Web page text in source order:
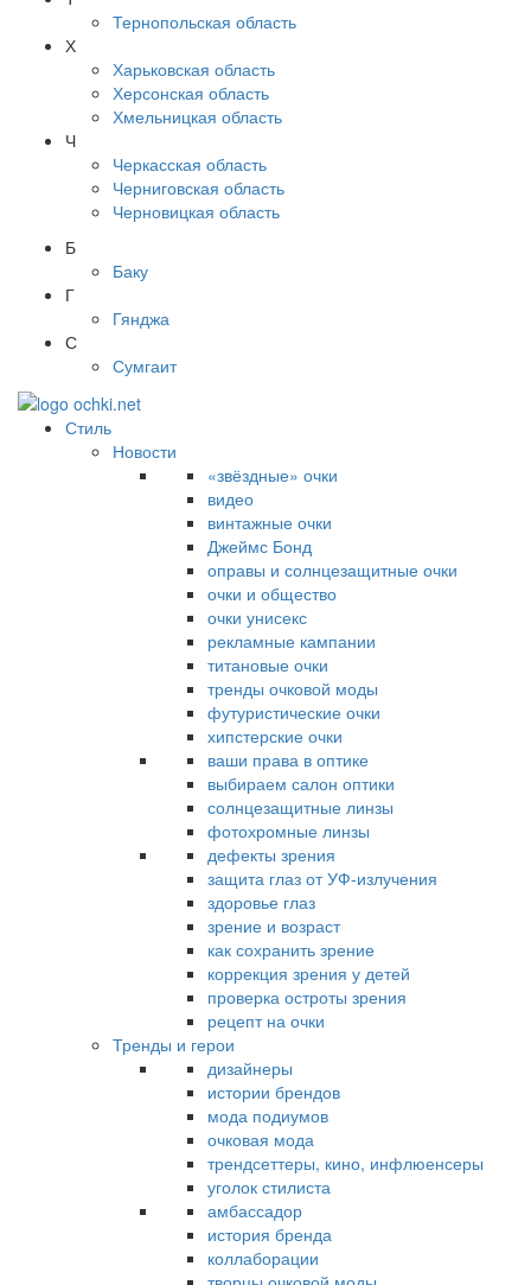
Тернопольская область
Х
Харьковская область
Херсонская область
Хмельницкая область
Ч
Черкасская область
Черниговская область
Черновицкая область
Б
Баку
Г
Гянджа
С
Сумгаит
Стиль
Новости
«звёздные» очки
видео
винтажные очки
Джеймс Бонд
оправы и солнцезащитные очки
очки и общество
очки унисекс
рекламные кампании
титановые очки
тренды очковой моды
футуристические очки
хипстерские очки
ваши права в оптике
выбираем салон оптики
солнцезащитные линзы
фотохромные линзы
дефекты зрения
защита глаз от УФ-излучения
здоровье глаз
зрение и возраст
как сохранить зрение
коррекция зрения у детей
проверка остроты зрения
рецепт на очки
Тренды и герои
дизайнеры
истории брендов
мода подиумов
очковая мода
трендсеттеры, кино, инфлюенсеры
уголок стилиста
амбассадор
история бренда
коллаборации